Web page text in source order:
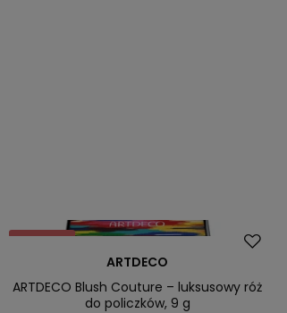
Promocja
ARTDECO
ARTDECO Blush Couture – luksusowy róż
do policzków, 9 g